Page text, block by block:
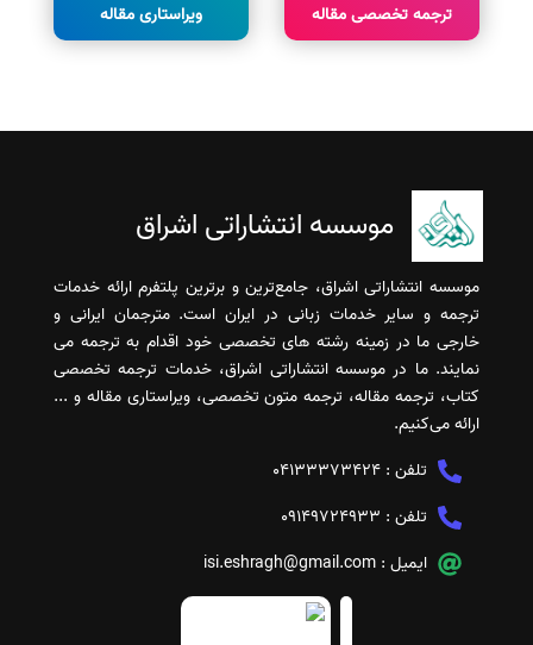
ترجمه تخصصی مقاله ویراستاری مقاله
موسسه انتشاراتی اشراق
موسسه انتشاراتی اشراق، جامع‌ترین و برترین پلتفرم ارائه خدمات
ترجمه و سایر خدمات زبانی در ایران است. مترجمان ایرانی و
خارجی ما در زمینه رشته های تخصصی خود اقدام به ترجمه می
نمایند. ما در موسسه انتشاراتی اشراق، خدمات ترجمه تخصصی
کتاب، ترجمه مقاله، ترجمه متون تخصصی، ویراستاری مقاله و ...
ارائه می‌کنیم.
تلفن : 04133373424
تلفن : 09149724933
ایمیل : isi.eshragh@gmail.com